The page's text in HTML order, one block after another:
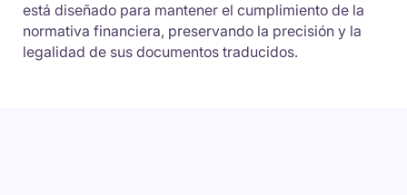
está diseñado para mantener el cumplimiento de la
normativa financiera, preservando la precisión y la
legalidad de sus documentos traducidos.